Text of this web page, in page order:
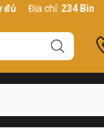
chỉ: 234 Bình Thới,